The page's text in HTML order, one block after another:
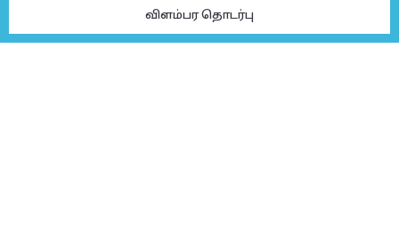
விளம்பர தொடர்பு